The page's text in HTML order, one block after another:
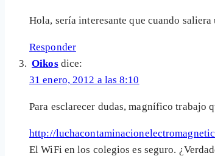
Hola, sería interesante que cuando
Responder
Oikos dice:
31 enero, 2012 a las 8:10
Para esclarecer dudas, magnífico trabajo
http://
El WiFi en los colegios es seguro.